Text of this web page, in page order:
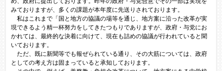
みておりますが、多くの課題が本年度に先送りされております。
私はこれまで「国と地方の協議の場等を通じ、地方案に沿った改革が実
現できるよう精一杯努力をしてきたつもりでありますが、政府・与党にお
かれては、最終的な決着に向けて、現在も詰めの協議が行われていると聞
いております。
ただ、既に新聞等でも報ぜられている通り、その大筋については、政府
としての考え方は固まっていると承知しております。